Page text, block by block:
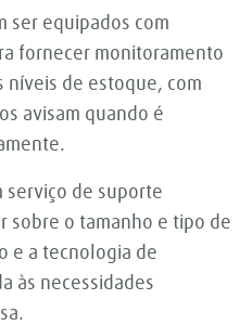
ser equipados com
fornecer monitoramento
níveis de estoque, com
avisam quando é
serviço de suporte
sobre o tamanho e tipo de
e a tecnologia de
às necessidades